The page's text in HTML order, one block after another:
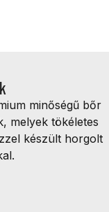
minőségű bőr
melyek tökéletes
készült horgolt